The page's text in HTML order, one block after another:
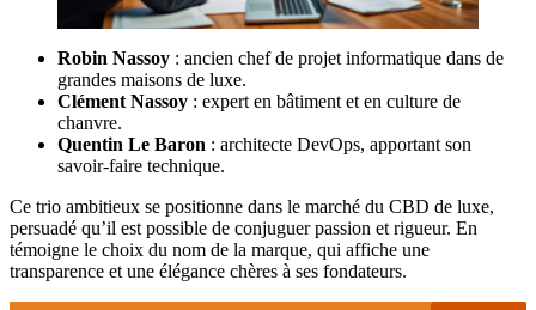
Robin Nassoy : ancien chef de projet informatique dans de
grandes maisons de luxe.
Clément Nassoy : expert en bâtiment et en culture de
chanvre.
Quentin Le Baron : architecte DevOps, apportant son
savoir-faire technique.
Ce trio ambitieux se positionne dans le marché du CBD de luxe,
persuadé qu’il est possible de conjuguer passion et rigueur. En
témoigne le choix du nom de la marque, qui affiche une
transparence et une élégance chères à ses fondateurs.